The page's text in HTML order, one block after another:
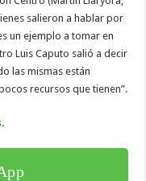
salieron a hablar por
un ejemplo a tomar en
Luis Caputo salió a decir
las mismas están
recursos que tienen”.